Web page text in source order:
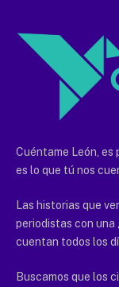
Cuéntame León, es
es lo que tú nos
Las historias que
periodistas con
cuentan todos los
Buscamos que los